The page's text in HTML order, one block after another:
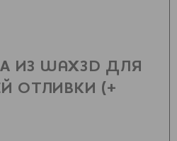
ИЗ WAX3D ДЛЯ
ОТЛИВКИ (+